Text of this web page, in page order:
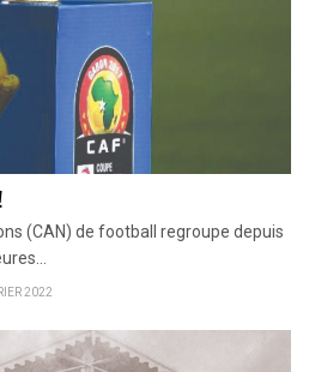
(CAN) de football regroupe depuis
2022